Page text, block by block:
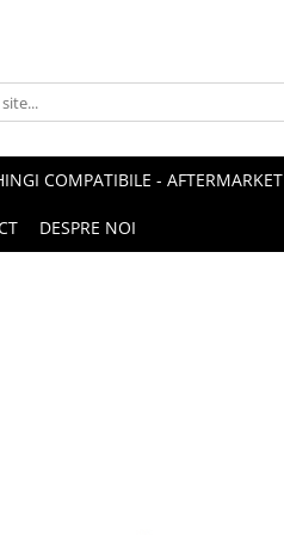
COMPATIBILE - AFTERMARKET
DESPRE NOI